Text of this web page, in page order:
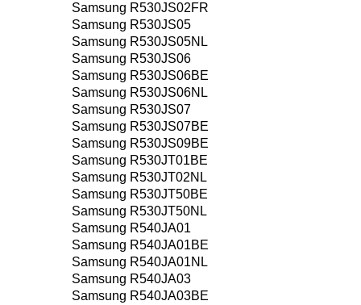
Samsung R530JS02FR
Samsung R530JS05
Samsung R530JS05NL
Samsung R530JS06
Samsung R530JS06BE
Samsung R530JS06NL
Samsung R530JS07
Samsung R530JS07BE
Samsung R530JS09BE
Samsung R530JT01BE
Samsung R530JT02NL
Samsung R530JT50BE
Samsung R530JT50NL
Samsung R540JA01
Samsung R540JA01BE
Samsung R540JA01NL
Samsung R540JA03
Samsung R540JA03BE